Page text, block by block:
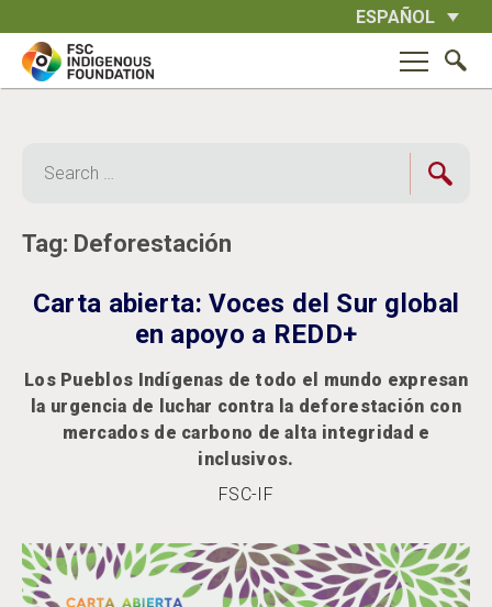
to
content
ESPAÑOL
for:
Tag: Deforestación
Carta abierta: Voces del Sur global
en apoyo a REDD+
Los Pueblos Indígenas de todo el mundo expresan
la urgencia de luchar contra la deforestación con
mercados de carbono de alta integridad e
inclusivos.
FSC-IF